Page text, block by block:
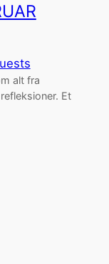
alt fra
Et